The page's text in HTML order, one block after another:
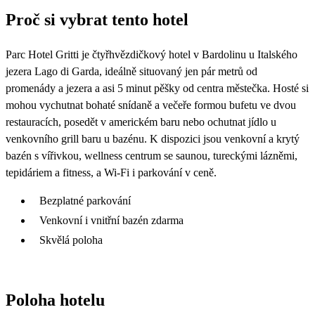
26
7 519
27 28 29
Proč si vybrat tento hotel
Parc Hotel Gritti je čtyřhvězdičkový hotel v Bardolinu u Italského
jezera Lago di Garda, ideálně situovaný jen pár metrů od
promenády a jezera a asi 5 minut pěšky od centra městečka. Hosté si
mohou vychutnat bohaté snídaně a večeře formou bufetu ve dvou
restauracích, posedět v americkém baru nebo ochutnat jídlo u
venkovního grill baru u bazénu. K dispozici jsou venkovní a krytý
bazén s vířivkou, wellness centrum se saunou, tureckými lázněmi,
tepidáriem a fitness, a Wi-Fi i parkování v ceně.
Bezplatné parkování
Venkovní i vnitřní bazén zdarma
Skvělá poloha
Poloha hotelu